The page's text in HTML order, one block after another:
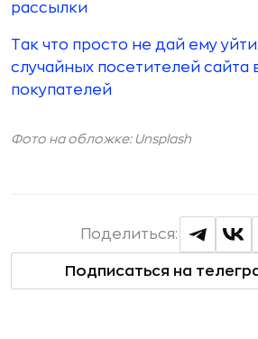
рассылки
Так что просто не дай ему
случайных посетителей
покупателей
Фото на обложке: Unsplash
Подписаться на
Поделиться: